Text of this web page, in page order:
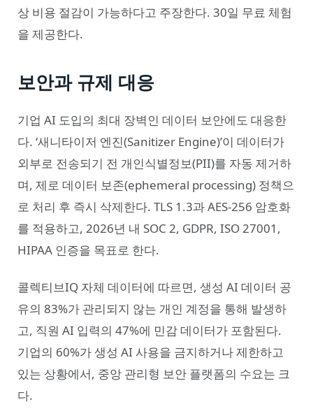
상 비용 절감이 가능하다고 주장한다. 30일 무료 체험
을 제공한다.
보안과 규제 대응
기업 AI 도입의 최대 장벽인 데이터 보안에도 대응한
다. ‘새니타이저 엔진(Sanitizer Engine)’이 데이터가
외부로 전송되기 전 개인식별정보(PII)를 자동 제거하
며, 제로 데이터 보존(ephemeral processing) 정책으
로 처리 후 즉시 삭제한다. TLS 1.3과 AES-256 암호화
를 적용하고, 2026년 내 SOC 2, GDPR, ISO 27001,
HIPAA 인증을 목표로 한다.
콜렉티브IQ 자체 데이터에 따르면, 생성 AI 데이터 공
유의 83%가 관리되지 않는 개인 계정을 통해 발생하
고, 직원 AI 입력의 47%에 민감 데이터가 포함된다.
기업의 60%가 생성 AI 사용을 금지하거나 제한하고
있는 상황에서, 중앙 관리형 보안 플랫폼의 수요는 크
다.